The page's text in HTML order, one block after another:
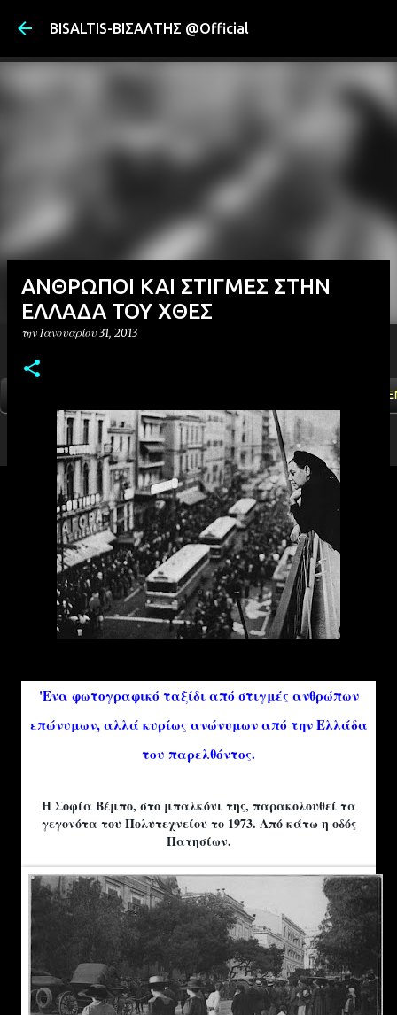
BISALTIS-ΒΙΣΑΛΤΗΣ @Official
AΝΘΡΩΠΟΙ ΚΑΙ ΣΤΙΓΜΕΣ ΣΤΗΝ
ΕΛΛΑΔΑ ΤΟΥ ΧΘΕΣ
την Ιανουαρίου 31, 2013
'Ενα φωτογραφικό ταξίδι από στιγμές ανθρώπων
επώνυμων, αλλά κυρίως ανώνυμων από την Ελλάδα
του παρελθόντος.
Η Σοφία Βέμπο, στο μπαλκόνι της, παρακολουθεί τα
γεγονότα του Πολυτεχνείου το 1973. Από κάτω η οδός
Πατησίων.